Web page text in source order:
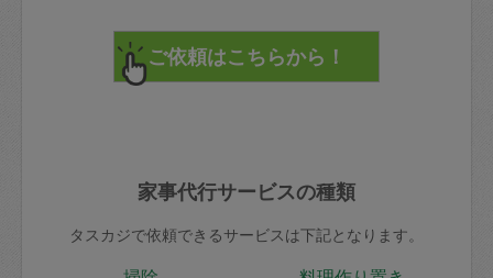
家事代行サービスの種類
タスカジで依頼できるサービスは下記となります。